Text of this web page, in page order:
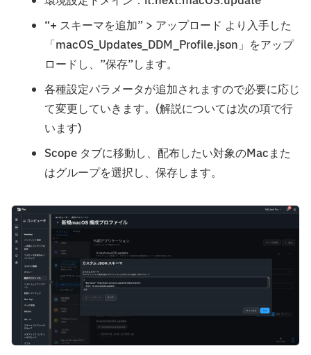
“+ スキーマを追加” > アップロード より入手した
「macOS_Updates_DDM_Profile.json」をアップ
ロードし、”保存”します。
各種設定パラメータが追加されますので必要に応じ
て変更していきます。(解説については次の項で行
います)
Scope タブに移動し、配布したい対象のMacまた
はグループを選択し、保存します。